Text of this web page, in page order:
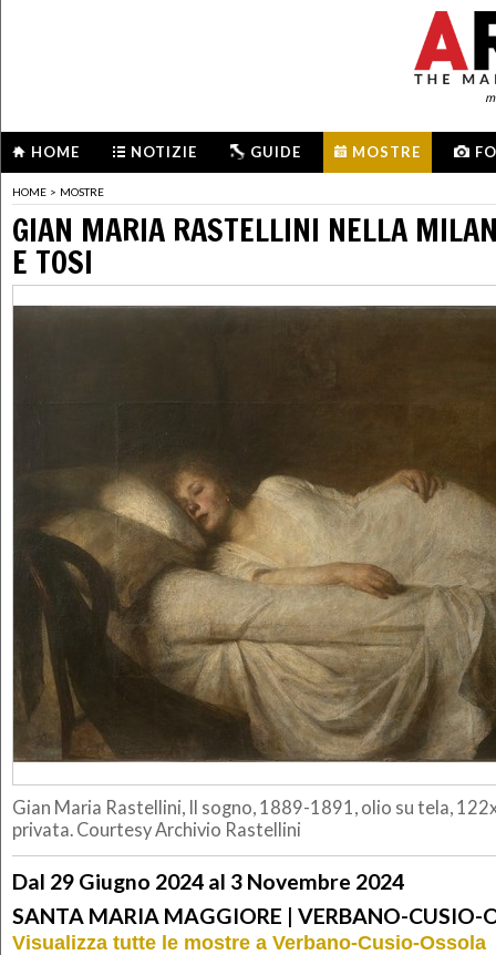
HOME NOTIZIE GUIDE MOSTRE
HOME > MOSTRE
GIAN MARIA RASTELLINI NELLA
E TOSI
Gian Maria Rastellini, Il sogno, 1889-1891, olio su tela,
privata. Courtesy Archivio Rastellini
Dal 29 Giugno 2024 al 3 Novembre 2024
SANTA MARIA MAGGIORE | VERBANO-CUSIO-
Visualizza tutte le mostre a Verbano-Cusio-Ossola